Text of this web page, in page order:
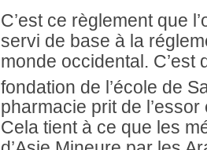
C’est ce règlement que
servi de base à la
monde occidental.
fondation de l’école de
pharmacie prit de
Cela tient à ce que les